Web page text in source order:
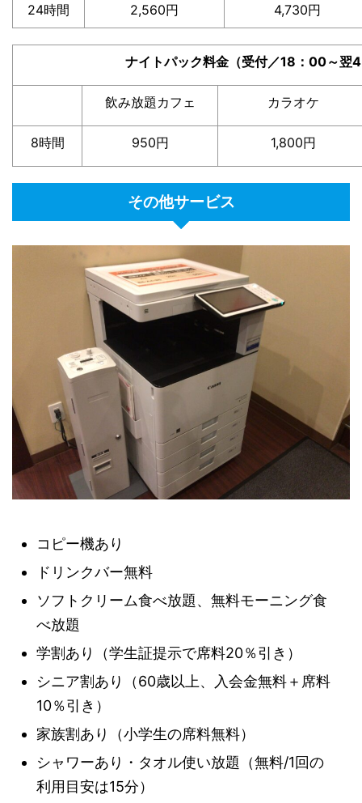
24時間 2,560円 4,730円
ナイトパック料金（受付／18：00～翌
飲み放題カフェ カラオケ
8時間 950円 1,800円
その他サービス
コピー機あり
ドリンクバー無料
ソフトクリーム食べ放題、無料モーニング食
べ放題
学割あり（学生証提示で席料20％引き）
シニア割あり（60歳以上、入会金無料＋席料
10％引き）
家族割あり（小学生の席料無料）
シャワーあり・タオル使い放題（無料/1回の
利用目安は15分）